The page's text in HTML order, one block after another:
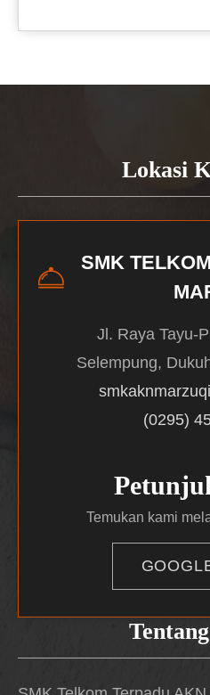
Lokasi
SMK
Jl. Raya Tayu-
Selempung,
(0295)
Temukan kami